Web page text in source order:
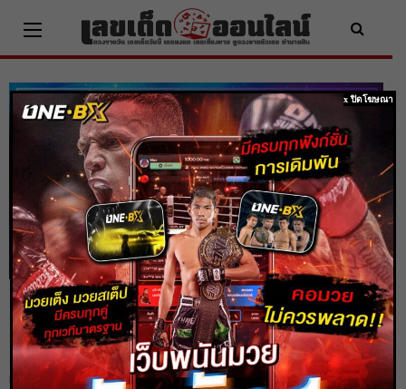
content
ดูดวง 4 ราศี ดวงเฮงแบบสุดๆ ดวงขาขึ้น
กระฉูด รวยเปรี้ยงจนใคร ๆอิจฉา
Home ดูดวง ดูดวง 4 ราศี ดวงเฮงแบบสุดๆ ดวงขาขึ้นกระฉูด รวยเปรี้ยงจนใคร ๆอิจฉา
x ปิดโฆษณา